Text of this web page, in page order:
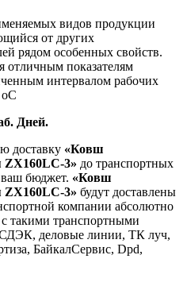
видов продукции
от других
рядом особенных свойств.
отличным показателям
интервалом рабочих
оС
Дней.
доставку «Ковш
ZX160LC-3» до транспортных
бюджет. «Ковш
ZX160LC-3» будут доставлены
компании абсолютно
такими транспортными
деловые линии, ТК луч,
БайкалСервис, Dpd,